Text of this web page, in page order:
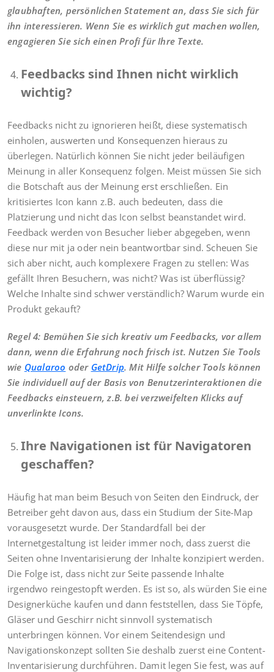
glaubhaften, persönlichen Statement an, dass Sie sich für
ihn interessieren. Wenn Sie es wirklich gut machen wollen,
engagieren Sie sich einen Profi für Ihre Texte.
Feedbacks sind Ihnen nicht wirklich
wichtig?
Feedbacks nicht zu ignorieren heißt, diese systematisch
einholen, auswerten und Konsequenzen hieraus zu
überlegen. Natürlich können Sie nicht jeder beiläufigen
Meinung in aller Konsequenz folgen. Meist müssen Sie sich
die Botschaft aus der Meinung erst erschließen. Ein
kritisiertes Icon kann z.B. auch bedeuten, dass die
Platzierung und nicht das Icon selbst beanstandet wird.
Feedback werden von Besucher lieber abgegeben, wenn
diese nur mit ja oder nein beantwortbar sind. Scheuen Sie
sich aber nicht, auch komplexere Fragen zu stellen: Was
gefällt Ihren Besuchern, was nicht? Was ist überflüssig?
Welche Inhalte sind schwer verständlich? Warum wurde ein
Produkt gekauft?
Regel 4: Bemühen Sie sich kreativ um Feedbacks, vor allem
dann, wenn die Erfahrung noch frisch ist. Nutzen Sie Tools
wie Qualaroo oder GetDrip. Mit Hilfe solcher Tools können
Sie individuell auf der Basis von Benutzerinteraktionen die
Feedbacks einsteuern, z.B. bei verzweifelten Klicks auf
unverlinkte Icons.
Ihre Navigationen ist für Navigatoren
geschaffen?
Häufig hat man beim Besuch von Seiten den Eindruck, der
Betreiber geht davon aus, dass ein Studium der Site-Map
vorausgesetzt wurde. Der Standardfall bei der
Internetgestaltung ist leider immer noch, dass zuerst die
Seiten ohne Inventarisierung der Inhalte konzipiert werden.
Die Folge ist, dass nicht zur Seite passende Inhalte
irgendwo reingestopft werden. Es ist so, als würden Sie eine
Designerküche kaufen und dann feststellen, dass Sie Töpfe,
Gläser und Geschirr nicht sinnvoll systematisch
unterbringen können. Vor einem Seitendesign und
Navigationskonzept sollten Sie deshalb zuerst eine Content-
Inventarisierung durchführen. Damit legen Sie fest, was auf